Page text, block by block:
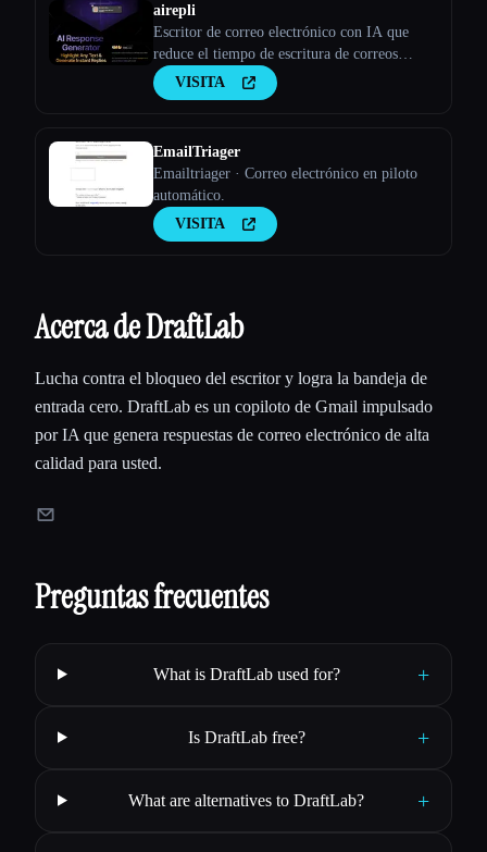
airepli
Escritor de correo electrónico con IA que
reduce el tiempo de escritura de correos
electrónicos en un 50%, resalta el correo
electrónico y genera respuestas instantáneas
VISITA
EmailTriager
Emailtriager · Correo electrónico en piloto
automático.
VISITA
Acerca de DraftLab
Lucha contra el bloqueo del escritor y logra la bandeja de
entrada cero. DraftLab es un copiloto de Gmail impulsado
por IA que genera respuestas de correo electrónico de alta
calidad para usted.
Preguntas frecuentes
What is DraftLab used for? +
Is DraftLab free? +
What are alternatives to DraftLab? +